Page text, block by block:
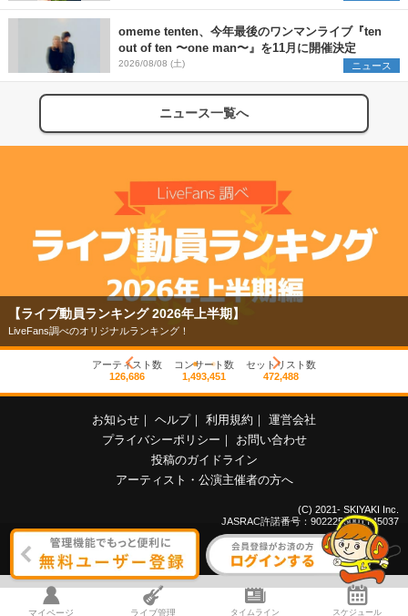
omeme tenten、今年最後のワンマンライブ『ten
out of ten 〜one man〜』を11月に開催決定
2026/08/08 (土) ニュース
ニュース一覧へ
【ライブ動員ランキング 2026年上半期】
LiveFans調べのオリジナルランキング！
アーティスト数
126,686
コンサート数
1,493,451
セットリスト数
472,488
お知らせ ｜ ヘルプ｜ 利用規約 ｜ 運営会社
プライバシーポリシー ｜
お問い合わせ
投稿のガイドライン
アーティスト・公演主催者の方へ
(C) 2021- SKIYAKI Inc.
JASRAC許諾番号：9022255001Y45037
マイページ ライブ管理 タイムライン スケジュール